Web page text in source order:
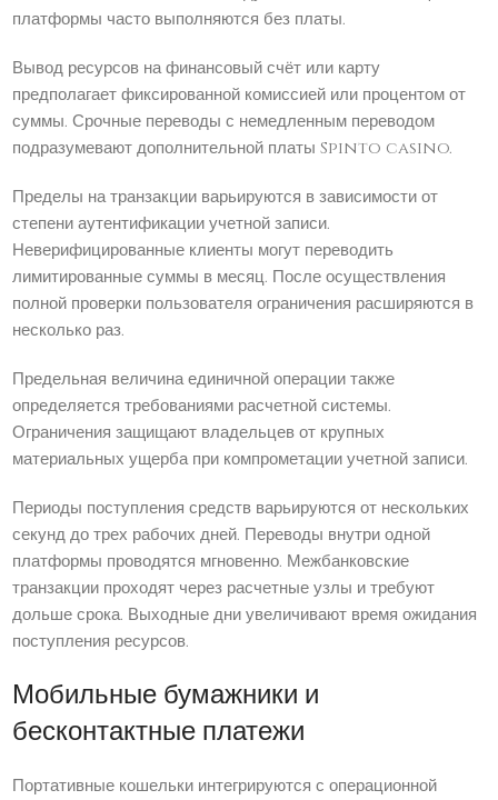
платформы часто выполняются без платы.
Вывод ресурсов на финансовый счёт или карту
предполагает фиксированной комиссией или процентом от
суммы. Срочные переводы с немедленным переводом
подразумевают дополнительной платы Spinto casino.
Пределы на транзакции варьируются в зависимости от
степени аутентификации учетной записи.
Неверифицированные клиенты могут переводить
лимитированные суммы в месяц. После осуществления
полной проверки пользователя ограничения расширяются в
несколько раз.
Предельная величина единичной операции также
определяется требованиями расчетной системы.
Ограничения защищают владельцев от крупных
материальных ущерба при компрометации учетной записи.
Периоды поступления средств варьируются от нескольких
секунд до трех рабочих дней. Переводы внутри одной
платформы проводятся мгновенно. Межбанковские
транзакции проходят через расчетные узлы и требуют
дольше срока. Выходные дни увеличивают время ожидания
поступления ресурсов.
Мобильные бумажники и
бесконтактные платежи
Портативные кошельки интегрируются с операционной